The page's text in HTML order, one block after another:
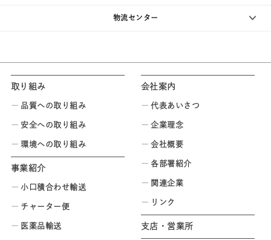
物流センター
取り組み
品質への取り組み
安全への取り組み
環境への取り組み
事業紹介
小口積合わせ輸送
チャーター便
医薬品輸送
会社案内
代表あいさつ
企業理念
会社概要
各部署紹介
関連企業
リンク
支店・営業所